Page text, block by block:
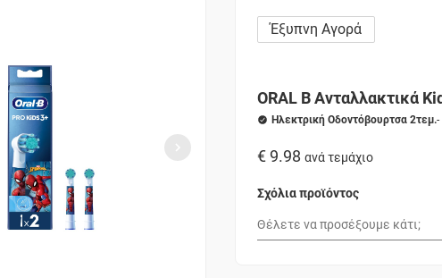
Έξυπνη Αγορά
ORAL B Ανταλλακτικά
Ηλεκτρική Οδοντόβουρτσα 2τεμ.-
€ 9.98 ανά τεμάχιο
Σχόλια προϊόντος